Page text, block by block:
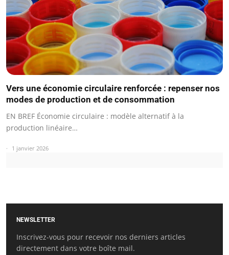
Vers une économie circulaire renforcée : repenser nos
modes de production et de consommation
EN BREF Économie circulaire : modèle alternatif à la
production linéaire…
1 janvier 2026
NEWSLETTER
Inscrivez-vous pour recevoir nos derniers articles
directement dans votre boîte mail.